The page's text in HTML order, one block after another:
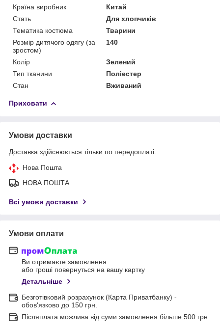
Країна виробник
Китай
Стать
Для хлопчиків
Тематика костюма
Тварини
Розмір дитячого одягу (за
зростом)
140
Колір
Зелений
Тип тканини
Поліестер
Стан
Вживаний
Приховати
Умови доставки
Доставка здійснюється тільки по передоплаті.
Нова Пошта
НОВА ПОШТА
Всі умови доставки
Умови оплати
Ви отримаєте замовлення
або гроші повернуться на вашу картку
Детальніше
Безготівковий розрахунок (Карта Приватбанку) -
обов'язково до 150 грн.
Післяплата можлива від суми замовлення більше 500 грн